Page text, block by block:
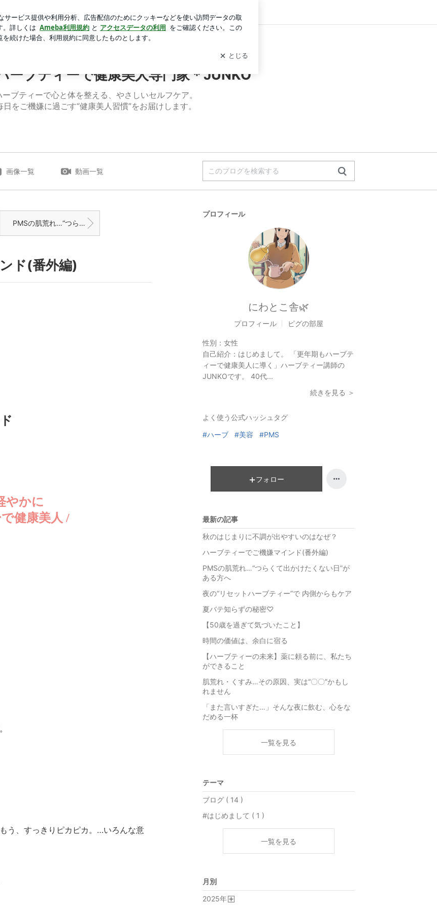
康美人専門家＊JUNKO
髪 ログイン
ーブティーで健康美人専門家＊JUNKO
ーブティーで心と体を整える、やさしいセルフケア。
日をご機嫌に過ごす“健康美人習慣”をお届けします。
画像一覧 動画一覧
PMSの肌荒れ…“つらくて出かけたくない日”がある方へ
ド(番外編)
やかに
健康美人 /
う、すっきりピカピカ。…いろんな意
プロフィール
にわとこ舎🌿
プロフィール ピグの部屋
性別： 女性
自己紹介： はじめまして。 「更年期もハーブテ
ィーで健康美人に導く」ハーブティー講師の
JUNKOです。 40代...
続きを見る ＞
よく使う公式ハッシュタグ
#ハーブ #美容 #PMS
フォロー
最新の記事
秋のはじまりに不調が出やすいのはなぜ？
ハーブティーでご機嫌マインド(番外編)
PMSの肌荒れ…“つらくて出かけたくない日”が
ある方へ
夜の“リセットハーブティー”で 内側からもケア
夏バテ知らずの秘密♡
【50歳を過ぎて気づいたこと】
時間の価値は、余白に宿る
【ハーブティーの未来】薬に頼る前に、私たち
ができること
肌荒れ・くすみ…その原因、実は“〇〇”かもし
れません
「また言いすぎた…」そんな夜に飲む、心をな
だめる一杯
一覧を見る
テーマ
ブログ ( 14 )
#はじめまして ( 1 )
一覧を見る
月別
2025年